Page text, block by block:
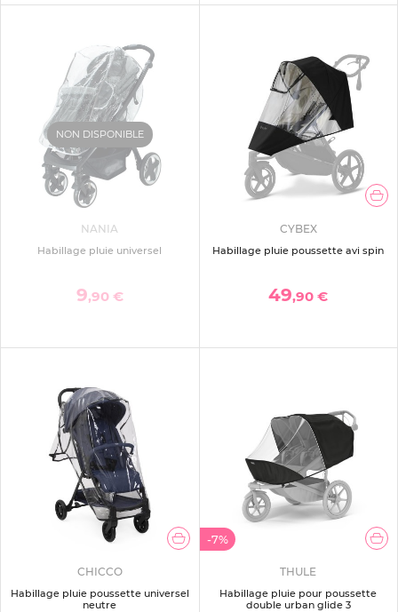
NON DISPONIBLE
NANIA
Habillage pluie universel
9,90 €
CYBEX
Habillage pluie poussette avi spin
49,90 €
CHICCO
Habillage pluie poussette universel
neutre
-7%
THULE
Habillage pluie pour poussette
double urban glide 3